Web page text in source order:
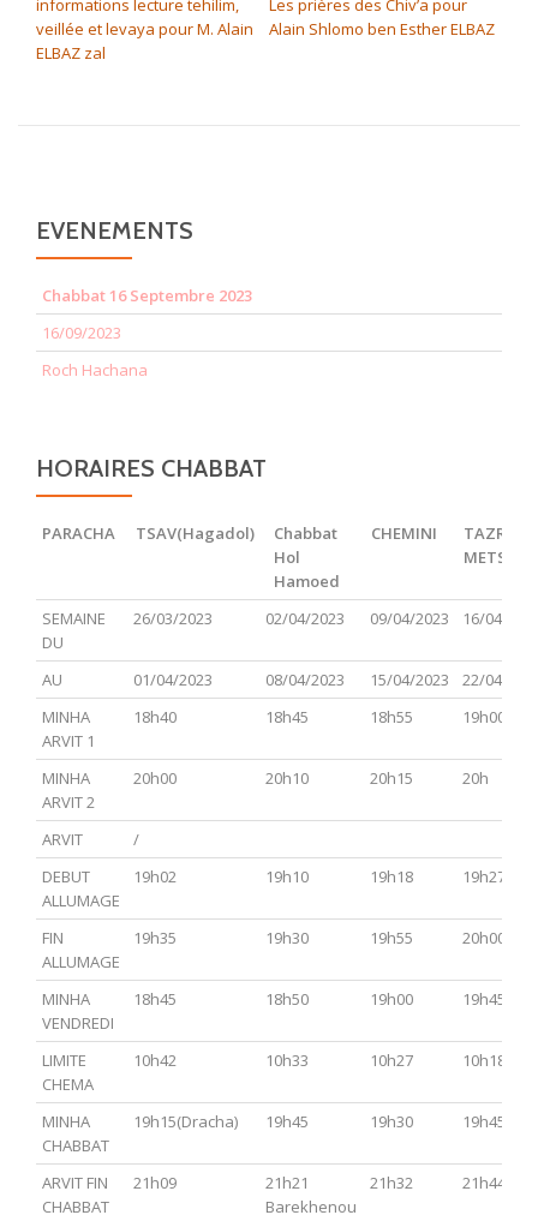
informations lecture tehilim,
veillée et levaya pour M. Alain
ELBAZ zal
Les prières des Chiv’a pour
Alain Shlomo ben Esther ELBAZ
EVENEMENTS
Chabbat 16 Septembre 2023
16/09/2023
Roch Hachana
HORAIRES CHABBAT
PARACHA TSAV(Hagadol)
Chabbat
Hol
Hamoed
CHEMINI
TAZRIA
PARACHA TSAV(Hagadol)
Chabbat
Hamoed
CHEMINI
TAZRIA
SEMAINE
DU
26/03/2023 02/04/2023 09/04/2023 16/04/
AU 01/04/2023 08/04/2023 15/04/2023
22/04/
MINHA
ARVIT 1
18h40 18h45 18h55 19h00
MINHA
ARVIT 2
20h00 20h10 20h15 20h
ARVIT
/
DEBUT
ALLUMAGE
19h02 19h10 19h18 19h27
FIN
ALLUMAGE
19h35 19h30 19h55 20h00
MINHA
VENDREDI
18h45 18h50 19h00 19h45
LIMITE
CHEMA
10h42 10h33 10h27 10h18
MINHA
CHABBAT
19h15(Dracha) 19h45 19h30 19h45
ARVIT FIN
CHABBAT
21h09
21h21
Barekhenou
21h32 21h44